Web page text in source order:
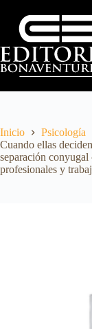
Inicio
Psicología
Cuando ellas
separación conyugal
profesionales y